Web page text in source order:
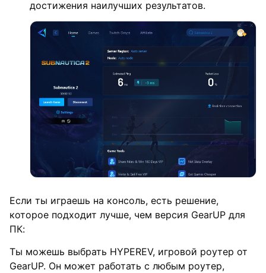
достижения наилучших результатов.
Если ты играешь на консоль, есть решение,
которое подходит лучше, чем версия GearUP для
ПК:
Ты можешь выбрать HYPEREV, игровой роутер от
GearUP. Он может работать с любым роутер,